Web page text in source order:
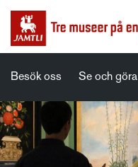
Besök oss Se och göra